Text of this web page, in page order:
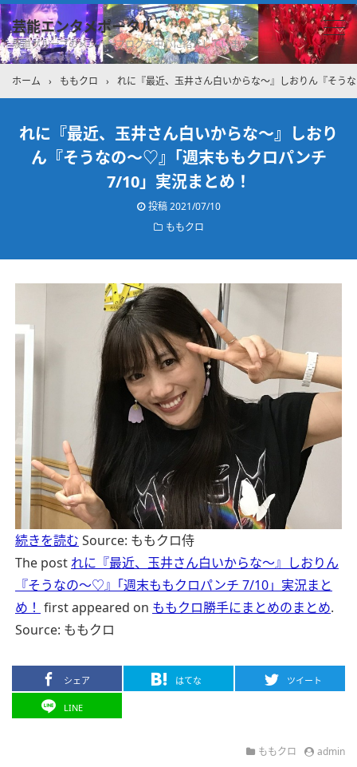
芸能エンタメポータル
坂道グループのメンバーブログを中心に紹介しています
ホーム › ももクロ › れに『最近、玉井さん白いからな〜』しおりん『そ
れに『最近、玉井さん白いからな〜』しおり
ん『そうなの〜♡』｢週末ももクロパンチ
7/10」実況まとめ！
投稿2021/07/10
ももクロ
続きを読む Source: ももクロ侍
The post れに『最近、玉井さん白いからな〜』しおりん
『そうなの〜♡』｢週末ももクロパンチ 7/10」実況まと
め！ first appeared on ももクロ勝手にまとめのまとめ.
Source: ももクロ
シェア はてな ツイート
LINE
ももクロ admin